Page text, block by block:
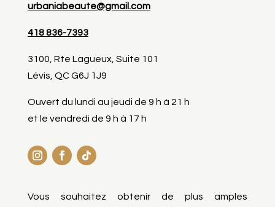
urbaniabeaute@gmail.com
418 836-7393
3100, Rte Lagueux, Suite 101
Lévis, QC G6J 1J9
Ouvert du lundi au jeudi de 9 h à 21 h
et le vendredi de 9 h à 17 h
Vous souhaitez obtenir de plus amples